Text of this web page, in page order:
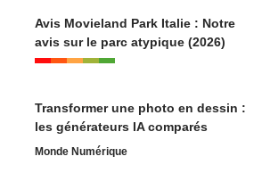
Avis Movieland Park Italie : Notre
avis sur le parc atypique (2026)
Transformer une photo en dessin :
les générateurs IA comparés
Monde Numérique